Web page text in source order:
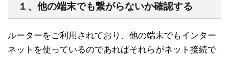
１、他の端末でも繋がらないか確認する
ルーターをご利用されており、他の端末でもインター
ネットを使っているのであればそれらがネット接続で